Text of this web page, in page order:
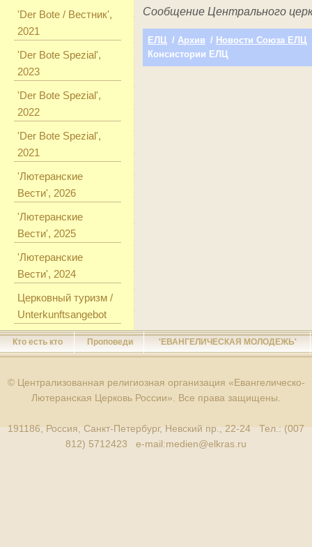
'Der Bote / Вестник',
2021
'Der Bote Spezial',
2023
'Der Bote Spezial',
2022
'Der Bote Spezial',
2021
'Лютеранские
Вести', 2026
'Лютеранские
Вести', 2025
'Лютеранские
Вести', 2024
Церковный туризм /
Unterkunftsangebot
Сообщение Центрального
ЕЛЦ / Архив / Новости Союза ЕЛЦ
Консистории ЕЛЦ
Кто есть кто Проповеди 'ЕВАНГЕЛИЧЕСКАЯ МОЛОДЕЖЬ'
© Централизованная религиозная организация «Евангелическо-
Лютеранская Церковь России». Все права защищены.
191186, Россия, Санкт-Петербург, Невский пр., 22-24 Тел.: (007
812) 5712423 e-mail:medien@elkras.ru